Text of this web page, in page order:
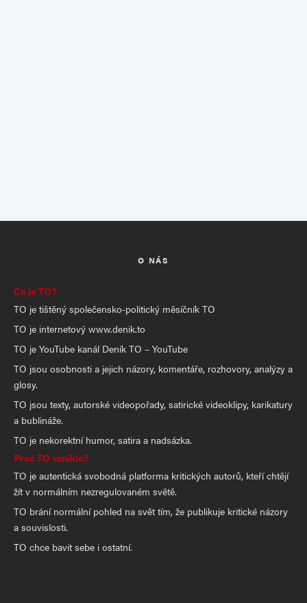
O NÁS
Co je TO?
TO je tištěný společensko-politický měsíčník TO
TO je internetový www.denik.to
TO je YouTube kanál Deník TO – YouTube
TO jsou osobnosti a jejich názory, komentáře, rozhovory, analýzy a
glosy.
TO jsou texty, autorské videopořady, satirické videoklipy, karikatury
a bublináže.
TO je nekorektní humor, satira a nadsázka.
Proč TO vzniklo?
TO je autentická svobodná platforma kritických autorů, kteří chtějí
žít v normálním nezregulovaném světě.
TO brání normální pohled na svět tím, že publikuje kritické názory
a souvislosti.
TO chce bavit sebe i ostatní.